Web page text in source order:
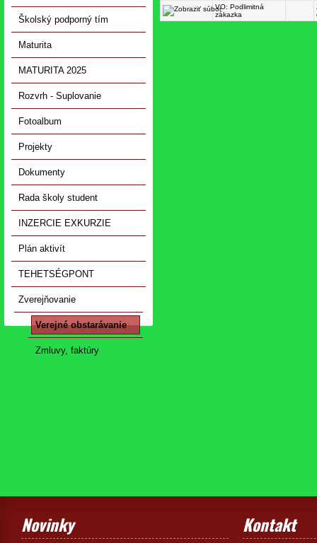
Školský podporný tím
Maturita
MATURITA 2025
Rozvrh - Suplovanie
Fotoalbum
Projekty
Dokumenty
Rada školy student
INZERCIE EXKURZIE
Plán aktivít
TEHETSÉGPONT
Zverejňovanie
Verejné obstarávanie
Zmluvy, faktúry
VO: Podlimitná
zákazka
Novinky Kontakt